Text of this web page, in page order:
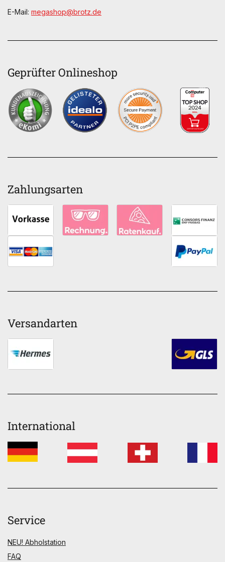
E-Mail: megashop@brotz.de
Geprüfter Onlineshop
Zahlungsarten
Versandarten
International
Service
NEU! Abholstation
FAQ